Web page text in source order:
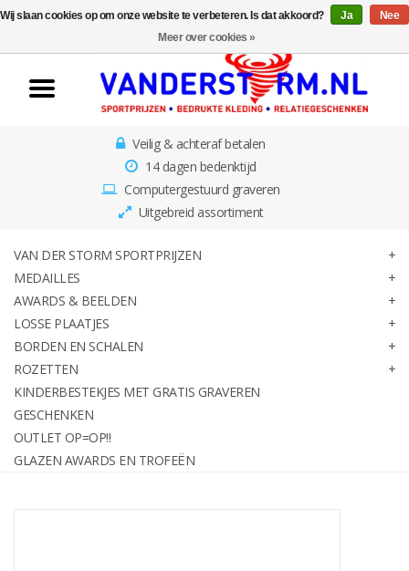
Home
Van der Storm
Sportprijzen
Awards & Beelden
Losse Plaatjes
Borden en schalen
Rozetten
Kinderbestekjes met gratis
Veilig & achteraf betalen
14 dagen bedenktijd
Computergestuurd graveren
Uitgebreid assortiment
VAN DER STORM SPORTPRIJZEN
MEDAILLES
AWARDS & BEELDEN
LOSSE PLAATJES
BORDEN EN SCHALEN
ROZETTEN
KINDERBESTEKJES MET GRATIS GRAVEREN
GESCHENKEN
OUTLET OP=OP!!
GLAZEN AWARDS EN TROFEËN
Wij slaan cookies op om onze website te verbeteren. Is dat akkoord? Ja
Nee
Meer over cookies »